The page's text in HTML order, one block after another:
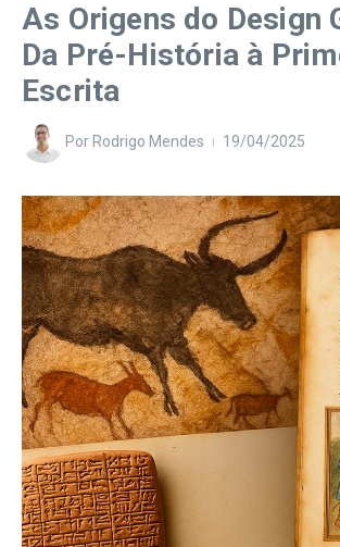
As Origens do Design
Da Pré-História à
Escrita
PorRodrigo Mendes 19/04/2025